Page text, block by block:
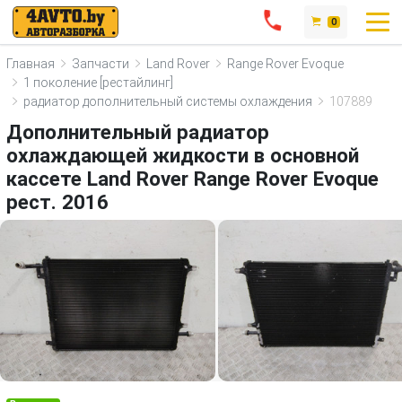
0
Главная Запчасти Land Rover
Range Rover Evoque
1 поколение [рестайлинг]
радиатор дополнительный системы охлаждения
107889
Дополнительный радиатор
охлаждающей жидкости в основной
кассете Land Rover Range Rover Evoque
рест. 2016